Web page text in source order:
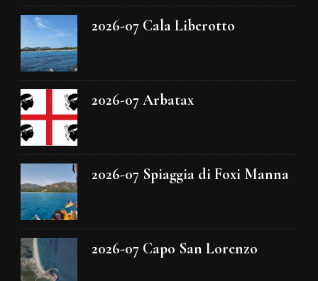
2026-07 Cala Liberotto
2026-07 Arbatax
2026-07 Spiaggia di Foxi Manna
2026-07 Capo San Lorenzo